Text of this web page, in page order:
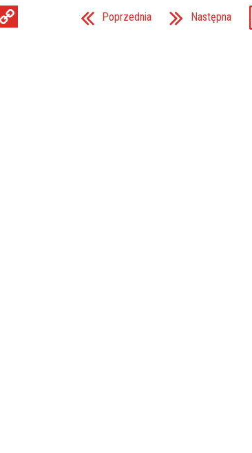
Poprzednia Następna